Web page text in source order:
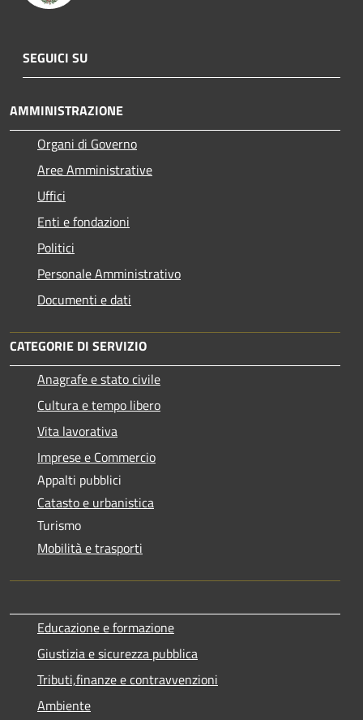
SEGUICI SU
AMMINISTRAZIONE
Organi di Governo
Aree Amministrative
Uffici
Enti e fondazioni
Politici
Personale Amministrativo
Documenti e dati
CATEGORIE DI SERVIZIO
Anagrafe e stato civile
Cultura e tempo libero
Vita lavorativa
Imprese e Commercio
Appalti pubblici
Catasto e urbanistica
Turismo
Mobilità e trasporti
Educazione e formazione
Giustizia e sicurezza pubblica
Tributi,finanze e contravvenzioni
Ambiente